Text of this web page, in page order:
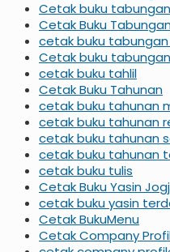
Cetak buku
Cetak Buku
cetak buku
Cetak buku
cetak buku tahlil
Cetak Buku Tahunan
cetak buku tahunan
cetak buku tahunan
cetak buku tahunan
cetak buku tahunan
cetak buku tulis
Cetak Buku Yasin
cetak buku yasin
Cetak BukuMenu
Cetak Company